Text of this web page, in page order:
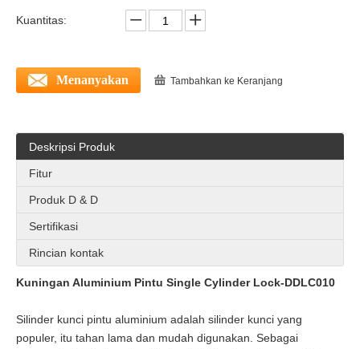
Kuantitas:
Menanyakan Tambahkan ke Keranjang
Deskripsi Produk
Fitur
Produk D & D
Sertifikasi
Rincian kontak
Kuningan Aluminium Pintu Single Cylinder Lock-DDLC010
Silinder kunci pintu aluminium adalah silinder kunci yang
populer, itu tahan lama dan mudah digunakan. Sebagai